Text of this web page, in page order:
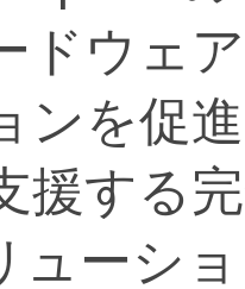
ドウェ
ンを促
援する
ューシ